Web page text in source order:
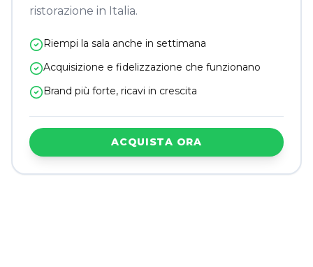
ristorazione in Italia.
Riempi la sala anche in settimana
Acquisizione e fidelizzazione che funzionano
Brand più forte, ricavi in crescita
ACQUISTA ORA